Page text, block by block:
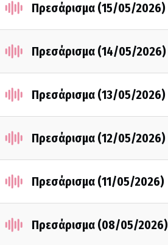
Πρεσάρισμα (15/05/2026)
Πρεσάρισμα (14/05/2026)
Πρεσάρισμα (13/05/2026)
Πρεσάρισμα (12/05/2026)
Πρεσάρισμα (11/05/2026)
Πρεσάρισμα (08/05/2026)